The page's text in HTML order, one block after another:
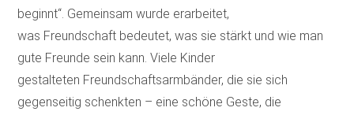
beginnt“. Gemeinsam wurde erarbeitet,
was Freundschaft bedeutet, was sie stärkt und wie man
gute Freunde sein kann. Viele Kinder
gestalteten Freundschaftsarmbänder, die sie sich
gegenseitig schenkten – eine schöne Geste, die